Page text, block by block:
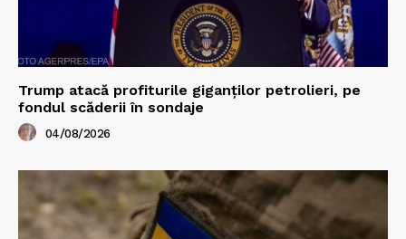
Trump atacă profiturile giganților petrolieri, pe
fondul scăderii în sondaje
04/08/2026